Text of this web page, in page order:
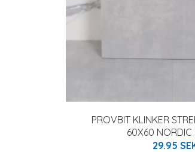
PROVBIT KLINKER
60X60 NORDIC
29.95